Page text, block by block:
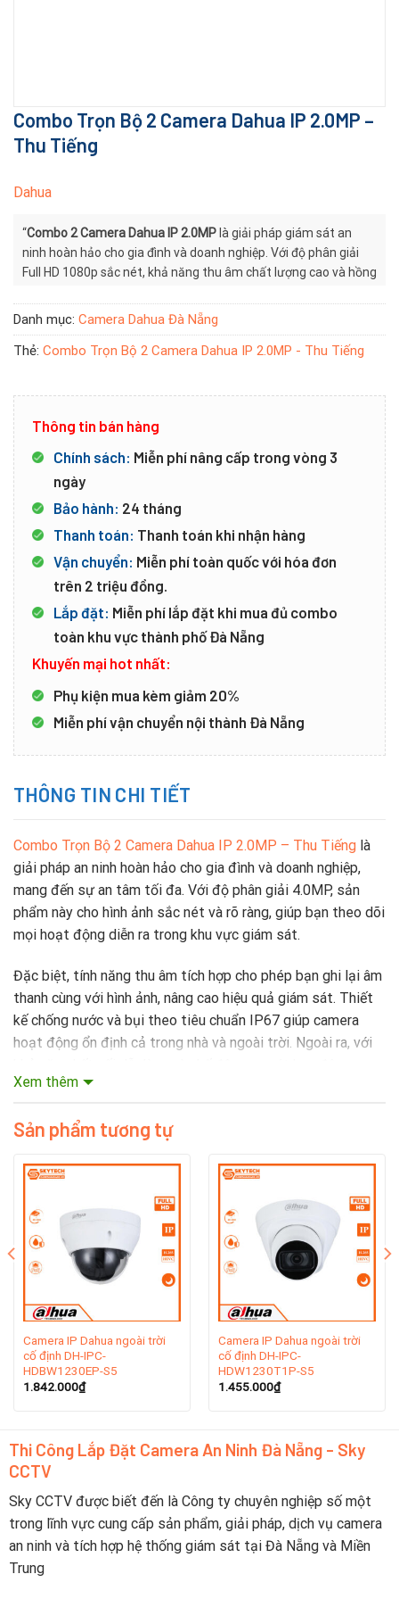
Combo Trọn Bộ 2 Camera Dahua IP 2.0MP –
Thu Tiếng
Dahua
“Combo 2 Camera Dahua IP 2.0MP là giải pháp giám sát an
ninh hoàn hảo cho gia đình và doanh nghiệp. Với độ phân giải
Full HD 1080p sắc nét, khả năng thu âm chất lượng cao và hồng
cách rõ ràng, kể cả trong điều kiện thiếu sáng
Danh mục: Camera Dahua Đà Nẵng
Thẻ: Combo Trọn Bộ 2 Camera Dahua IP 2.0MP - Thu Tiếng
Thông tin bán hàng
Chính sách: Miễn phí nâng cấp trong vòng 3
ngày
Bảo hành: 24 tháng
Thanh toán: Thanh toán khi nhận hàng
Vận chuyển: Miễn phí toàn quốc với hóa đơn
trên 2 triệu đồng.
Lắp đặt: Miễn phí lắp đặt khi mua đủ combo
toàn khu vực thành phố Đà Nẵng
Khuyến mại hot nhất:
Phụ kiện mua kèm giảm 20%
Miễn phí vận chuyển nội thành Đà Nẵng
THÔNG TIN CHI TIẾT
Combo Trọn Bộ 2 Camera Dahua IP 2.0MP – Thu Tiếng là
giải pháp an ninh hoàn hảo cho gia đình và doanh nghiệp,
mang đến sự an tâm tối đa. Với độ phân giải 4.0MP, sản
phẩm này cho hình ảnh sắc nét và rõ ràng, giúp bạn theo dõi
mọi hoạt động diễn ra trong khu vực giám sát.
Đặc biệt, tính năng thu âm tích hợp cho phép bạn ghi lại âm
thanh cùng với hình ảnh, nâng cao hiệu quả giám sát. Thiết
kế chống nước và bụi theo tiêu chuẩn IP67 giúp camera
hoạt động ổn định cả trong nhà và ngoài trời. Ngoài ra, với
tin cậy trong việc bảo vệ an ninh cho không gian sống và
không còn lo lắng về an ninh.
Chọn Combo Trọn Bộ 2 Camera Dahua IP 2.0MP –
Thu Tiếng cần lưu ý
Khi chọn Combo Trọn Bộ Camera Dahua IP 2.0MP – Thu
Tiếng, có nhiều yếu tố bạn cần xem xét để đảm bảo sản
phẩm phù hợp với nhu cầu của bạn. Dưới đây là một số
điểm quan trọng mà bạn nên lưu ý:
Xem thêm
Sản phẩm tương tự
Camera IP Dahua ngoài trời
cố định DH-IPC-
HDBW1230EP-S5
1.842.000₫
Camera IP Dahua ngoài trời
cố định DH-IPC-
HDW1230T1P-S5
1.455.000₫
Thi Công Lắp Đặt Camera An Ninh Đà Nẵng - Sky
CCTV
Sky CCTV được biết đến là Công ty chuyên nghiệp số một
trong lĩnh vực cung cấp sản phẩm, giải pháp, dịch vụ camera
an ninh và tích hợp hệ thống giám sát tại Đà Nẵng và Miền
Trung